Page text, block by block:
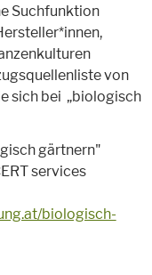
Suchfunktion
von
sich bei „biologisch
gärtnern"
services
biologisch-